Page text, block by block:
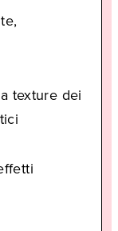
texture dei